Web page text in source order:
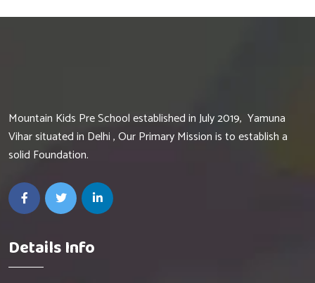
Mountain Kids Pre School established in July 2019, Yamuna
Vihar situated in Delhi , Our Primary Mission is to establish a
solid Foundation.
Details Info